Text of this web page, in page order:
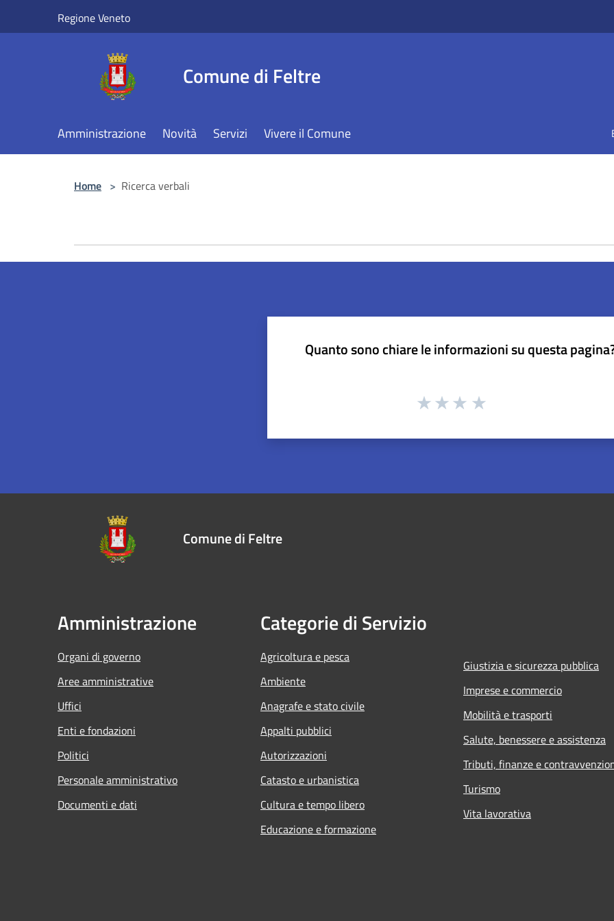
Regione Veneto
Comune di Feltre
Amministrazione Novità Servizi Vivere il Comune
Home > Ricerca verbali
Quanto sono chiare le informazioni su questa
Comune di Feltre
Amministrazione
Organi di governo
Aree amministrative
Uffici
Enti e fondazioni
Politici
Personale amministrativo
Documenti e dati
Categorie di Servizio
Agricoltura e pesca
Ambiente
Anagrafe e stato civile
Appalti pubblici
Autorizzazioni
Catasto e urbanistica
Cultura e tempo libero
Educazione e formazione
Giustizia e sicurezza pubblica
Imprese e commercio
Mobilità e trasporti
Salute, benessere e assistenza
Tributi, finanze e
Turismo
Vita lavorativa